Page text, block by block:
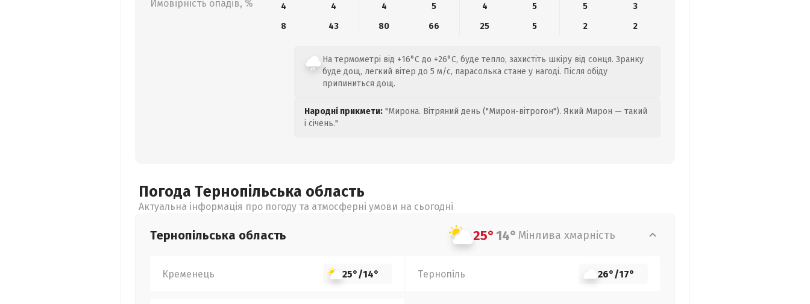
Ймовірність опадів, %
4
4 4 5 4 5 5
3
8
43 80 66 25 5 2 2
На термометрі від +16°C до +26°C, буде тепло, захистіть шкіру від сонця. Зранку
буде дощ, легкий вітер до 5 м/с, парасолька стане у нагоді. Після обіду
припиниться дощ.
Народні прикмети: "Мирона. Вітряний день ("Мирон-вітрогон"). Який Мирон — такий
і січень."
Погода Тернопільська область
Актуальна інформація про погоду та атмосферні умови на сьогодні
Тернопільська область 25°14° Мінлива хмарність
Кременець 25°/14° Тернопіль 26°/17°